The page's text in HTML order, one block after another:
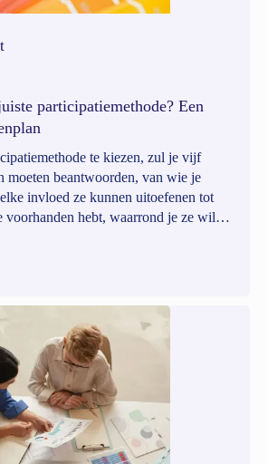
participatiemethode? Een
te kiezen, zul je vijf
moeten beantwoorden, van wie je
invloed ze kunnen uitoefenen tot
voorhanden hebt, waarrond je ze wilt
om je een doeltreffend,